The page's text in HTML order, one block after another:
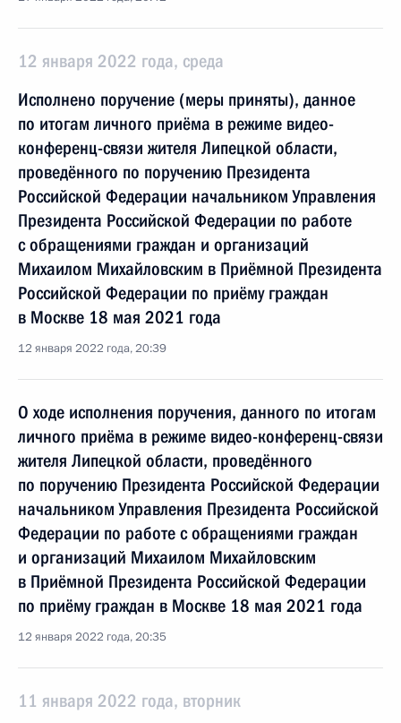
12 января 2022 года, среда
Исполнено поручение (меры приняты), данное
по итогам личного приёма в режиме видео-
конференц-связи жителя Липецкой области,
проведённого по поручению Президента
Российской Федерации начальником Управления
Президента Российской Федерации по работе
с обращениями граждан и организаций
Михаилом Михайловским в Приёмной Президента
Российской Федерации по приёму граждан
в Москве 18 мая 2021 года
12 января 2022 года, 20:39
О ходе исполнения поручения, данного по итогам
личного приёма в режиме видео-конференц-связи
жителя Липецкой области, проведённого
по поручению Президента Российской Федерации
начальником Управления Президента Российской
Федерации по работе с обращениями граждан
и организаций Михаилом Михайловским
в Приёмной Президента Российской Федерации
по приёму граждан в Москве 18 мая 2021 года
12 января 2022 года, 20:35
11 января 2022 года, вторник